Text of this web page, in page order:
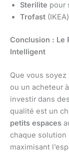
Sterilite pour
Trofast
Conclusion : Le
Intelligent
Que vous
ou un acheteur
investir dans
qualité est un
petits espaces
chaque solution
maximisant